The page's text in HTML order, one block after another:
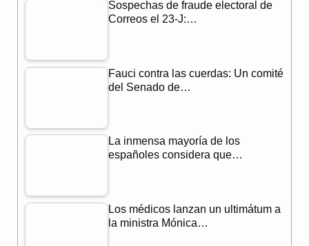
a p
Sospechas de fraude electoral de
Correos el 23-J:…
Fauci contra las cuerdas: Un comité
del Senado de…
La inmensa mayoría de los
españoles considera que…
Los médicos lanzan un ultimátum a
la ministra Mónica…